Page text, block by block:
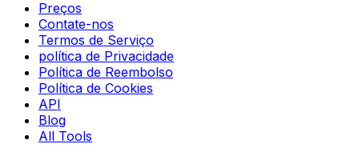
Preços
Contate-nos
Termos de Serviço
política de Privacidade
Política de Reembolso
Política de Cookies
API
Blog
All Tools